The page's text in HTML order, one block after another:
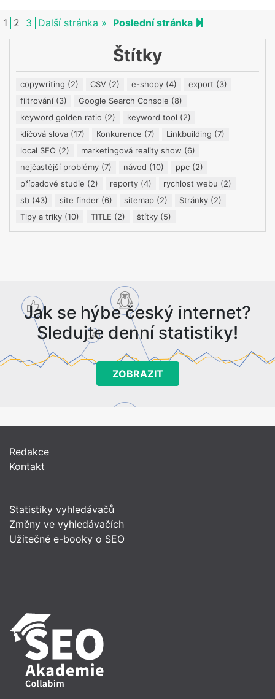
1 2 3 Další stránka » Next page
Poslední stránka
Štítky
copywriting (2) CSV (2) e-shopy (4) export (3)
filtrování (3) Google Search Console (8)
keyword golden ratio (2) keyword tool (2)
klíčová slova (17) Konkurence (7) Linkbuilding (7)
local SEO (2) marketingová reality show (6)
nejčastější problémy (7) návod (10) ppc (2)
případové studie (2) reporty (4) rychlost webu (2)
sb (43) site finder (6) sitemap (2) Stránky (2)
Tipy a triky (10) TITLE (2) štítky (5)
Jak se hýbe český internet?
Sledujte denní statistiky!
ZOBRAZIT
Redakce
Kontakt
Statistiky vyhledávačů
Změny ve vyhledávačích
Užitečné e-booky o SEO